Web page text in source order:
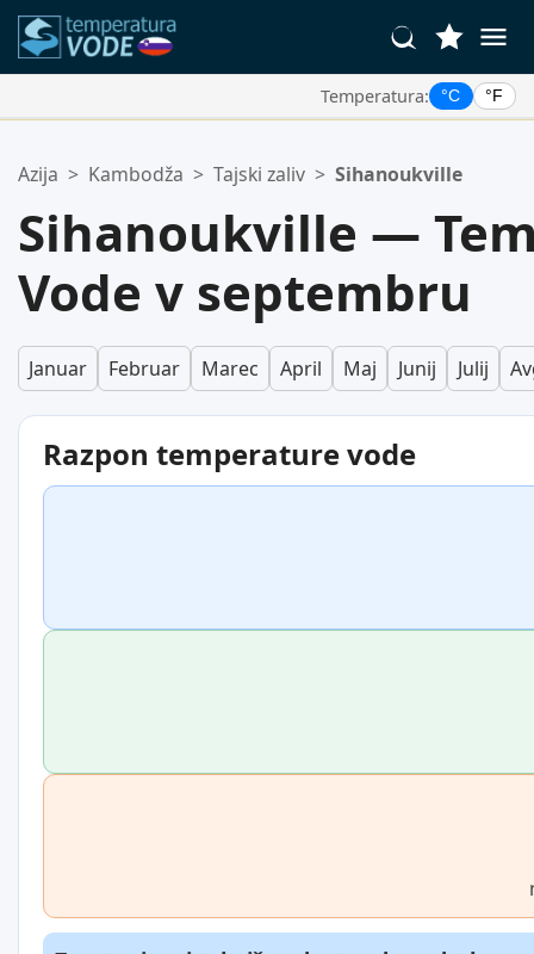
Temperatura: °C °F
Vaš seznam priljubljenih je prazen.
Azija > Kambodža > Tajski zaliv > Sihanoukville
Sihanoukville —
Vode v septembru
Januar Februar Marec April Maj Junij Julij
Razpon temperature vode